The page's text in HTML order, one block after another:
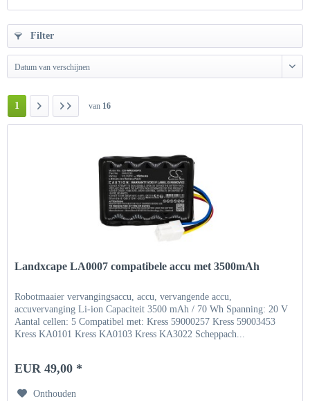
Filter
Datum van verschijnen
1 van 16
Landxcape LA0007 compatibele accu met 3500mAh
Robotmaaier vervangingsaccu, accu, vervangende accu,
accuvervanging Li-ion Capaciteit 3500 mAh / 70 Wh Spanning: 20 V
Aantal cellen: 5 Compatibel met: Kress 59000257 Kress 59003453
Kress KA0101 Kress KA0103 Kress KA3022 Scheppach...
EUR 49,00 *
Onthouden